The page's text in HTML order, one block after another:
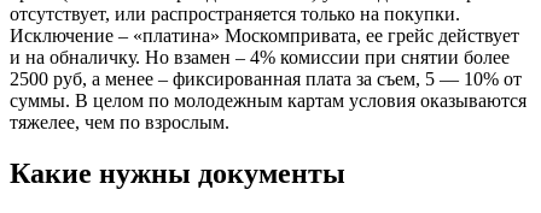
отсутствует, или распространяется только на покупки.
Исключение – «платина» Москомпривата, ее грейс действует
и на обналичку. Но взамен – 4% комиссии при снятии более
2500 руб, а менее – фиксированная плата за съем, 5 — 10% от
суммы. В целом по молодежным картам условия оказываются
тяжелее, чем по взрослым.
Какие нужны документы